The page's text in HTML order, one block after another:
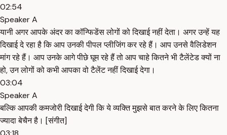
02:54
Speaker A
यानी अगर आपके अंदर का कॉन्फिडेंस लोगों को दिखाई नहीं देता। अगर उन्हें यह
दिखाई दे रहा है कि आप उनकी पीपल प्लीजिंग कर रहे हैं। आप उनसे वैलिडेशन
मांग रहे हैं। आप उनके आगे पीछे घूम रहे हैं तो आप चाहे कितने भी टैलेंटेड क्यों ना
हो, उन लोगों को कभी आपका वो टैलेंट नहीं दिखाई देगा।
03:04
Speaker A
बल्कि आपकी कमजोरी दिखाई देगी कि ये व्यक्ति मुझसे बात करने के लिए कितना
ज्यादा बेचैन है। [संगीत]